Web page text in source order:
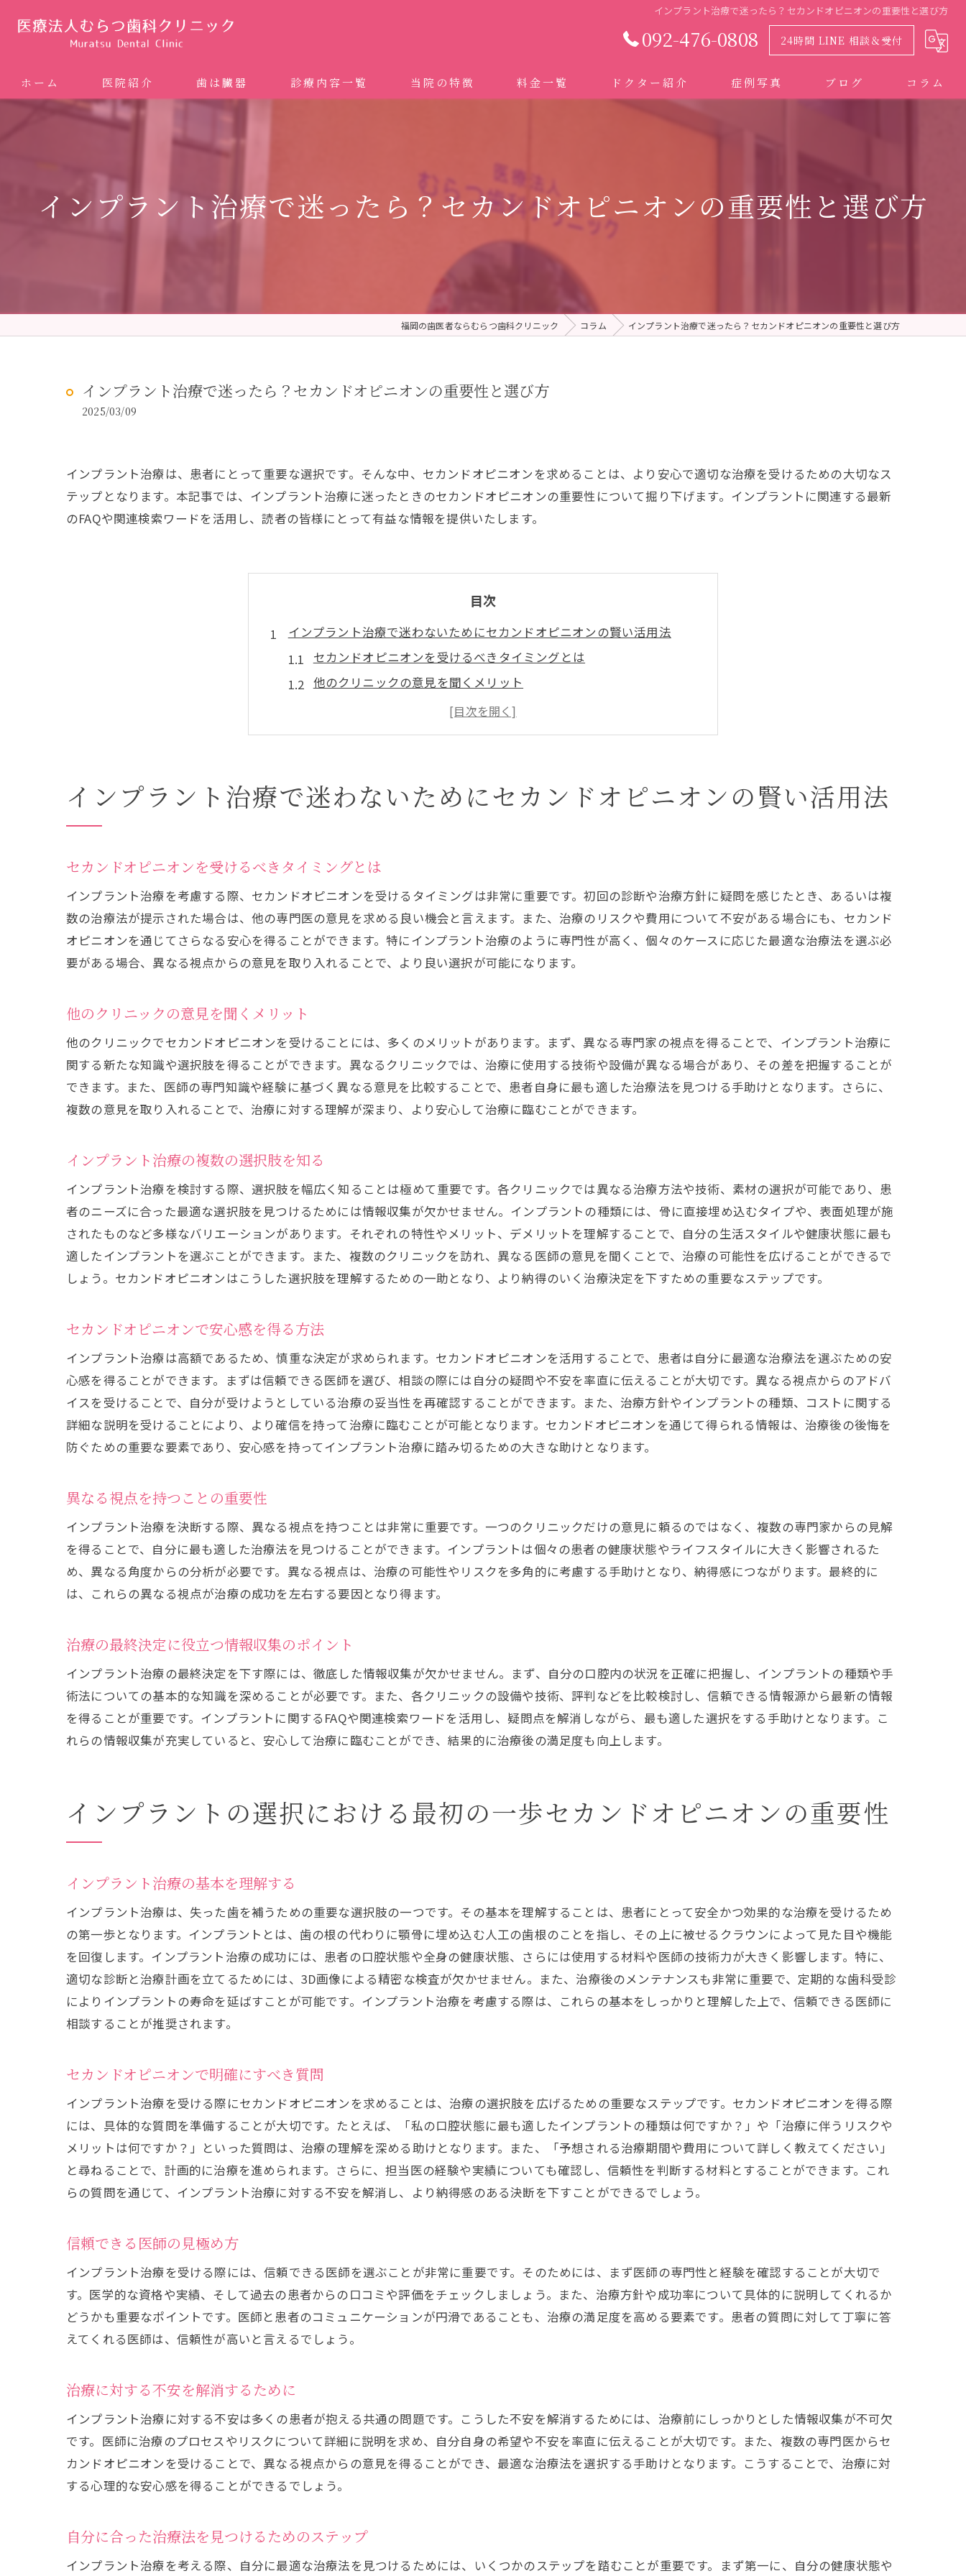
インプラント治療で迷ったら？セカンドオピニオンの重要性と選び方
092-476-0808 24時間 LINE 相談＆受付
ホーム 医院紹介 歯は臓器 診療内容一覧
矯正歯科 (インビザライン、マウスピース矯正）
ホワイトニング
予防歯科 (メンテナンス)
当院の特徴
ドクターむらつのワンライン歯臓ブラシ
料金一覧 ドクター紹介 症例写真 ブログ コラム
インプラント治療で迷ったら？セカンドオピニオンの重要性と選び方
福岡の歯医者ならむらつ歯科クリニック コラム インプラント治療で迷ったら？セカンドオピニオンの重要性と選び方
インプラント治療で迷ったら？セカンドオピニオンの重要性と選び方
2025/03/09
インプラント治療は、患者にとって重要な選択です。そんな中、セカンドオピニオンを求めることは、より安心で適切な治療を受けるための大切なス
テップとなります。本記事では、インプラント治療に迷ったときのセカンドオピニオンの重要性について掘り下げます。インプラントに関連する最新
のFAQや関連検索ワードを活用し、読者の皆様にとって有益な情報を提供いたします。
目次
インプラント治療で迷わないためにセカンドオピニオンの賢い活用法
セカンドオピニオンを受けるべきタイミングとは
他のクリニックの意見を聞くメリット
インプラント治療の複数の選択肢を知る
セカンドオピニオンで安心感を得る方法
治療の最終決定に役立つ情報収集のポイント
インプラントの選択における最初の一歩セカンドオピニオンの重要性
セカンドオピニオンで明確にすべき質問
治療に対する不安を解消するために
自分に合った治療法を見つけるためのステップ
専門医の意見を比較する意義
インプラント治療のリスクを理解する
複数の専門家による治療計画の比較
最適な治療法を選択するための指針
患者としての不安を軽減する方法
インプラント治療での後悔を避けるためのセカンドオピニオンの意義
インプラント治療の長期的な視点を持つ
後悔しない選択をするための準備
セカンドオピニオンを基にした賢い決断
治療後の満足度を高めるための計画
他の患者の経験を参考にする
インプラント治療の成功を左右するセカンドオピニオンの活用術
セカンドオピニオンで確認するべき重要事項
治療の効果を最大化するための戦略
患者の希望に基づく治療法の選択
より良い治療結果を得るための対策
信頼できる専門医を見つけるコツ
セカンドオピニオンで評価すべきポイント
適切な選択をするためのチェックリスト
治療に対する信頼感を構築する
適切な選択を可能にする情報の集め方
インプラント治療の不安を解消するためのセカンドオピニオンの役割
不安を軽減するためのセカンドオピニオンの効果
治療過程における疑問点を解決する方法
患者自身の意思決定をサポートする情報
インプラント治療の成功に向けた戦略
専門家からの意見を活用する方法
治療の質を高めるための具体的施策
治療選択の最適化に役立つ情報
インプラント治療で迷わないためにセカンドオピニオンの賢い活用法
セカンドオピニオンを受けるべきタイミングとは
インプラント治療を考慮する際、セカンドオピニオンを受けるタイミングは非常に重要です。初回の診断や治療方針に疑問を感じたとき、あるいは複
数の治療法が提示された場合は、他の専門医の意見を求める良い機会と言えます。また、治療のリスクや費用について不安がある場合にも、セカンド
オピニオンを通じてさらなる安心を得ることができます。特にインプラント治療のように専門性が高く、個々のケースに応じた最適な治療法を選ぶ必
要がある場合、異なる視点からの意見を取り入れることで、より良い選択が可能になります。
他のクリニックの意見を聞くメリット
他のクリニックでセカンドオピニオンを受けることには、多くのメリットがあります。まず、異なる専門家の視点を得ることで、インプラント治療に
関する新たな知識や選択肢を得ることができます。異なるクリニックでは、治療に使用する技術や設備が異なる場合があり、その差を把握することが
できます。また、医師の専門知識や経験に基づく異なる意見を比較することで、患者自身に最も適した治療法を見つける手助けとなります。さらに、
複数の意見を取り入れることで、治療に対する理解が深まり、より安心して治療に臨むことができます。
インプラント治療の複数の選択肢を知る
インプラント治療を検討する際、選択肢を幅広く知ることは極めて重要です。各クリニックでは異なる治療方法や技術、素材の選択が可能であり、患
者のニーズに合った最適な選択肢を見つけるためには情報収集が欠かせません。インプラントの種類には、骨に直接埋め込むタイプや、表面処理が施
されたものなど多様なバリエーションがあります。それぞれの特性やメリット、デメリットを理解することで、自分の生活スタイルや健康状態に最も
適したインプラントを選ぶことができます。また、複数のクリニックを訪れ、異なる医師の意見を聞くことで、治療の可能性を広げることができるで
しょう。セカンドオピニオンはこうした選択肢を理解するための一助となり、より納得のいく治療決定を下すための重要なステップです。
セカンドオピニオンで安心感を得る方法
インプラント治療は高額であるため、慎重な決定が求められます。セカンドオピニオンを活用することで、患者は自分に最適な治療法を選ぶための安
心感を得ることができます。まずは信頼できる医師を選び、相談の際には自分の疑問や不安を率直に伝えることが大切です。異なる視点からのアドバ
イスを受けることで、自分が受けようとしている治療の妥当性を再確認することができます。また、治療方針やインプラントの種類、コストに関する
詳細な説明を受けることにより、より確信を持って治療に臨むことが可能となります。セカンドオピニオンを通じて得られる情報は、治療後の後悔を
防ぐための重要な要素であり、安心感を持ってインプラント治療に踏み切るための大きな助けとなります。
異なる視点を持つことの重要性
インプラント治療を決断する際、異なる視点を持つことは非常に重要です。一つのクリニックだけの意見に頼るのではなく、複数の専門家からの見解
を得ることで、自分に最も適した治療法を見つけることができます。インプラントは個々の患者の健康状態やライフスタイルに大きく影響されるた
め、異なる角度からの分析が必要です。異なる視点は、治療の可能性やリスクを多角的に考慮する手助けとなり、納得感につながります。最終的に
は、これらの異なる視点が治療の成功を左右する要因となり得ます。
治療の最終決定に役立つ情報収集のポイント
インプラント治療の最終決定を下す際には、徹底した情報収集が欠かせません。まず、自分の口腔内の状況を正確に把握し、インプラントの種類や手
術法についての基本的な知識を深めることが必要です。また、各クリニックの設備や技術、評判などを比較検討し、信頼できる情報源から最新の情報
を得ることが重要です。インプラントに関するFAQや関連検索ワードを活用し、疑問点を解消しながら、最も適した選択をする手助けとなります。こ
れらの情報収集が充実していると、安心して治療に臨むことができ、結果的に治療後の満足度も向上します。
インプラントの選択における最初の一歩セカンドオピニオンの重要性
インプラント治療の基本を理解する
インプラント治療は、失った歯を補うための重要な選択肢の一つです。その基本を理解することは、患者にとって安全かつ効果的な治療を受けるため
の第一歩となります。インプラントとは、歯の根の代わりに顎骨に埋め込む人工の歯根のことを指し、その上に被せるクラウンによって見た目や機能
を回復します。インプラント治療の成功には、患者の口腔状態や全身の健康状態、さらには使用する材料や医師の技術力が大きく影響します。特に、
適切な診断と治療計画を立てるためには、3D画像による精密な検査が欠かせません。また、治療後のメンテナンスも非常に重要で、定期的な歯科受診
によりインプラントの寿命を延ばすことが可能です。インプラント治療を考慮する際は、これらの基本をしっかりと理解した上で、信頼できる医師に
相談することが推奨されます。
セカンドオピニオンで明確にすべき質問
インプラント治療を受ける際にセカンドオピニオンを求めることは、治療の選択肢を広げるための重要なステップです。セカンドオピニオンを得る際
には、具体的な質問を準備することが大切です。たとえば、「私の口腔状態に最も適したインプラントの種類は何ですか？」や「治療に伴うリスクや
メリットは何ですか？」といった質問は、治療の理解を深める助けとなります。また、「予想される治療期間や費用について詳しく教えてください」
と尋ねることで、計画的に治療を進められます。さらに、担当医の経験や実績についても確認し、信頼性を判断する材料とすることができます。これ
らの質問を通じて、インプラント治療に対する不安を解消し、より納得感のある決断を下すことができるでしょう。
信頼できる医師の見極め方
インプラント治療を受ける際には、信頼できる医師を選ぶことが非常に重要です。そのためには、まず医師の専門性と経験を確認することが大切で
す。医学的な資格や実績、そして過去の患者からの口コミや評価をチェックしましょう。また、治療方針や成功率について具体的に説明してくれるか
どうかも重要なポイントです。医師と患者のコミュニケーションが円滑であることも、治療の満足度を高める要素です。患者の質問に対して丁寧に答
えてくれる医師は、信頼性が高いと言えるでしょう。
治療に対する不安を解消するために
インプラント治療に対する不安は多くの患者が抱える共通の問題です。こうした不安を解消するためには、治療前にしっかりとした情報収集が不可欠
です。医師に治療のプロセスやリスクについて詳細に説明を求め、自分自身の希望や不安を率直に伝えることが大切です。また、複数の専門医からセ
カンドオピニオンを受けることで、異なる視点からの意見を得ることができ、最適な治療法を選択する手助けとなります。こうすることで、治療に対
する心理的な安心感を得ることができるでしょう。
自分に合った治療法を見つけるためのステップ
インプラント治療を考える際、自分に最適な治療法を見つけるためには、いくつかのステップを踏むことが重要です。まず第一に、自分の健康状態や